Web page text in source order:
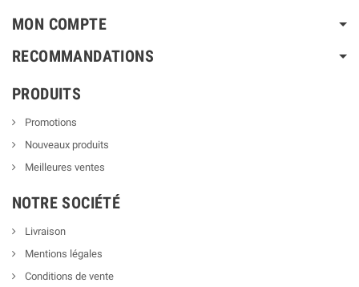
MON COMPTE
RECOMMANDATIONS
PRODUITS
Promotions
Nouveaux produits
Meilleures ventes
NOTRE SOCIÉTÉ
Livraison
Mentions légales
Conditions de vente